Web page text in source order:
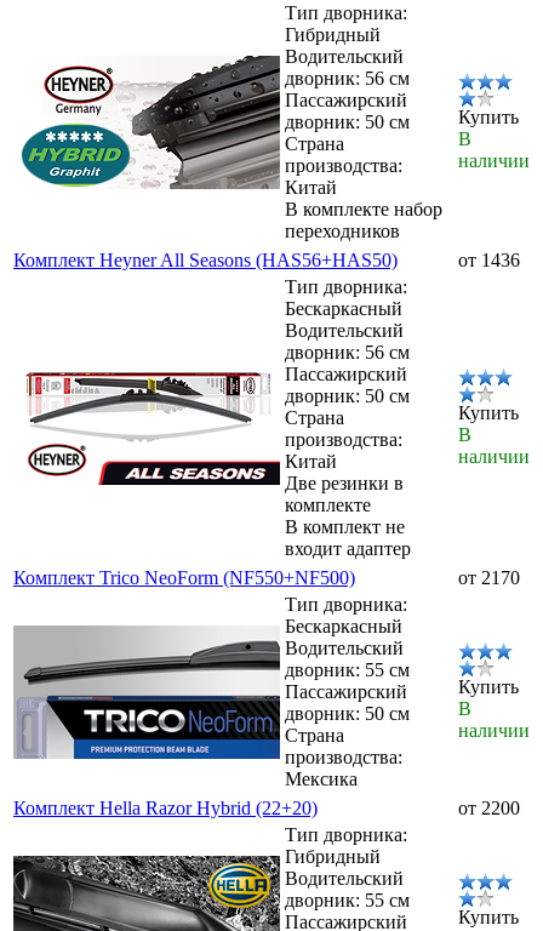
Тип дворника:
Гибридный
Водительский
дворник: 56 см
Пассажирский
дворник: 50 см
Страна
производства:
Китай
В комплекте набор
переходников
Купить
В
наличии
Комплект Heyner All Seasons (HAS56+HAS50)
от 1436
Тип дворника:
Бескаркасный
Водительский
дворник: 56 см
Пассажирский
дворник: 50 см
Страна
производства:
Китай
Две резинки в
комплекте
В комплект не
входит адаптер
Купить
В
наличии
Комплект Trico NeoForm (NF550+NF500)
от 2170
Тип дворника:
Бескаркасный
Водительский
дворник: 55 см
Пассажирский
дворник: 50 см
Страна
производства:
Мексика
Купить
В
наличии
Комплект Hella Razor Hybrid (22+20)
от 2200
Тип дворника:
Гибридный
Водительский
дворник: 55 см
Пассажирский
Купить